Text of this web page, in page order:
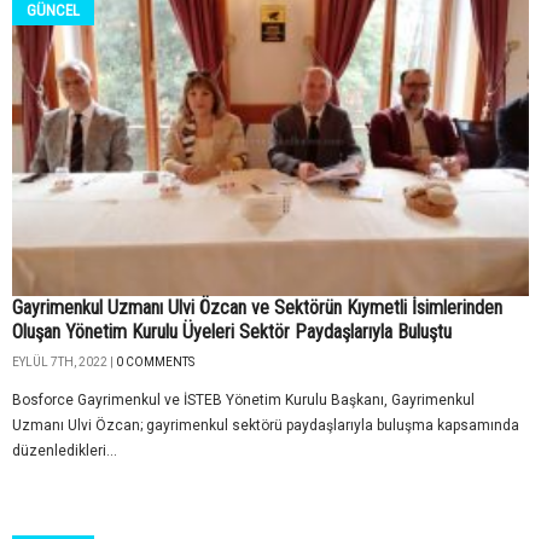
GÜNCEL
Gayrimenkul Uzmanı Ulvi Özcan ve Sektörün Kıymetli İsimlerinden
Oluşan Yönetim Kurulu Üyeleri Sektör Paydaşlarıyla Buluştu
EYLÜL 7TH, 2022 | 0 COMMENTS
Bosforce Gayrimenkul ve İSTEB Yönetim Kurulu Başkanı, Gayrimenkul
Uzmanı Ulvi Özcan; gayrimenkul sektörü paydaşlarıyla buluşma kapsamında
düzenledikleri...